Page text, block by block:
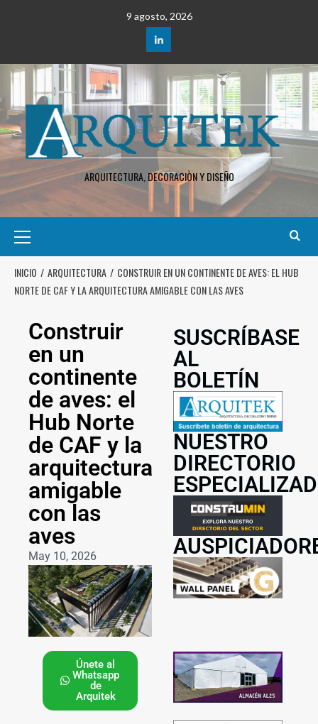
9 agosto, 2026
ARQUITECTURA, DECORACIÒN Y DISEÑO
INICIO ARQUITECTURA
CONSTRUIR EN UN CONTINENTE DE AVES: EL HUB
NORTE DE CAF Y LA ARQUITECTURA AMIGABLE CON LAS AVES
Construir
en un
continente
de aves: el
Hub Norte
de CAF y la
arquitectura
amigable
con las
aves
May 10, 2026
Únete al
Whatsapp
de
Arquitek
SUSCRÍBASE
AL
BOLETÍN
NUESTRO
DIRECTORIO